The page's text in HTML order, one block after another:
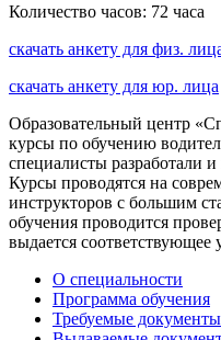
Количество часов: 72 часа
скачать анкету для физ.
скачать анкету для юр. лица
Образовательный центр
курсы по обучению
специалисты разработали
Курсы проводятся на
инструкторов с большим
обучения проводится
выдается соответствующее
О специальности
Программа обучения
Требуемые документы